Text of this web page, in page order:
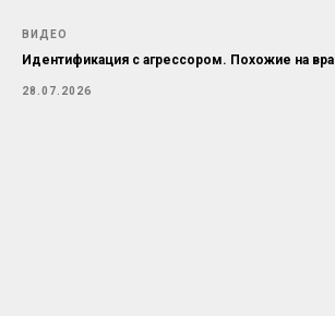
ВИДЕО
Идентификация с агрессором. Похожие на
28.07.2026